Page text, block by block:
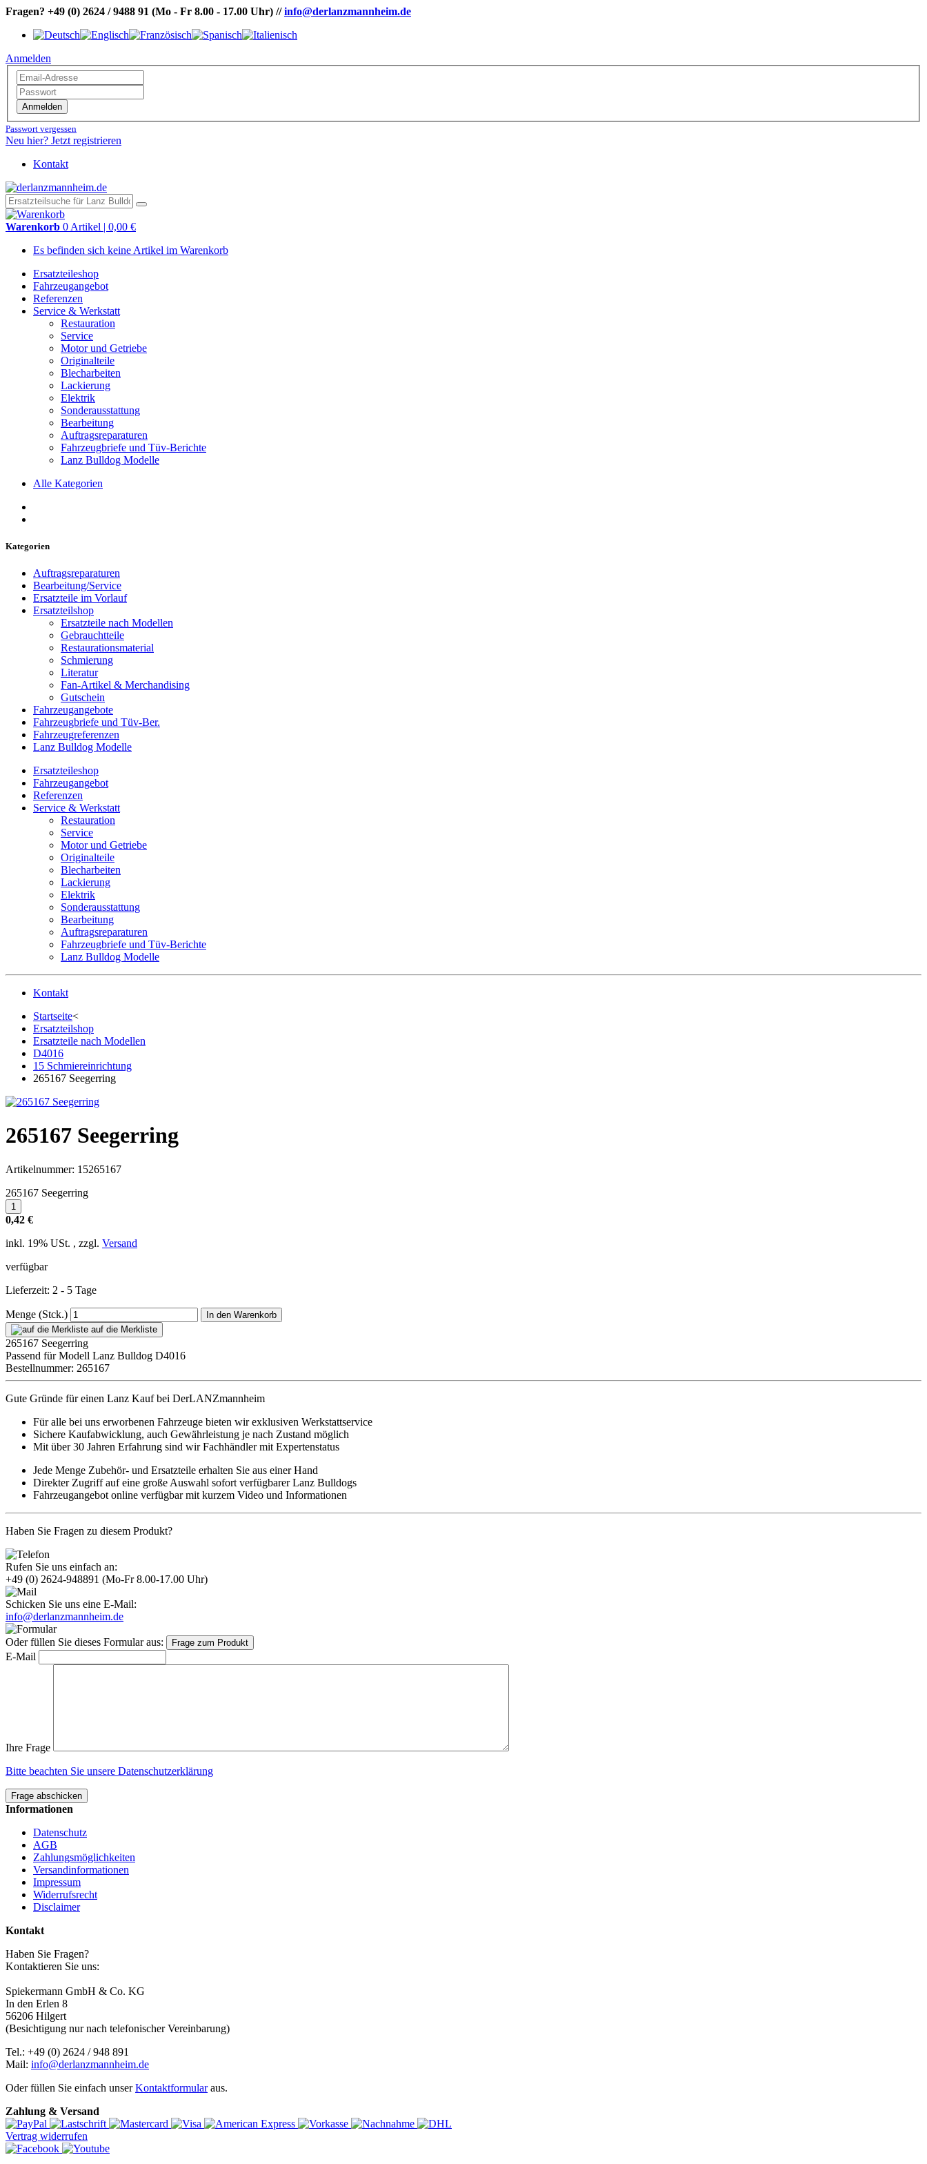
Fragen? +49 (0) 2624 / 9488 91 (Mo - Fr 8.00 - 17.00 Uhr) //info@derlanzmannheim.de
Anmelden
Anmelden
Passwort vergessen
Neu hier? Jetzt registrieren
Kontakt
Warenkorb 0 Artikel | 0,00 €
Es befinden sich keine Artikel im Warenkorb
Ersatzteileshop
Fahrzeugangebot
Referenzen
Service & Werkstatt
Restauration
Service
Motor und Getriebe
Originalteile
Blecharbeiten
Lackierung
Elektrik
Sonderausstattung
Bearbeitung
Auftragsreparaturen
Fahrzeugbriefe und Tüv-Berichte
Lanz Bulldog Modelle
Alle Kategorien
Kategorien
Auftragsreparaturen
Bearbeitung/Service
Ersatzteile im Vorlauf
Ersatzteilshop
Ersatzteile nach Modellen
Gebrauchtteile
Restaurationsmaterial
Schmierung
Literatur
Fan-Artikel & Merchandising
Gutschein
Fahrzeugangebote
Fahrzeugbriefe und Tüv-Ber.
Fahrzeugreferenzen
Lanz Bulldog Modelle
Ersatzteileshop
Fahrzeugangebot
Referenzen
Service & Werkstatt
Restauration
Service
Motor und Getriebe
Originalteile
Blecharbeiten
Lackierung
Elektrik
Sonderausstattung
Bearbeitung
Auftragsreparaturen
Fahrzeugbriefe und Tüv-Berichte
Lanz Bulldog Modelle
Kontakt
Startseite<
Ersatzteilshop
Ersatzteile nach Modellen
D4016
15 Schmiereinrichtung
265167 Seegerring
265167 Seegerring
Artikelnummer: 15265167
265167 Seegerring
0,42 €
inkl. 19% USt. , zzgl. Versand
verfügbar
Lieferzeit: 2 - 5 Tage
Menge (Stck.)
In den Warenkorb
auf die Merkliste
265167 Seegerring
Passend für Modell Lanz Bulldog D4016
Bestellnummer: 265167
Gute Gründe für einen Lanz Kauf bei DerLANZmannheim
Für alle bei uns erworbenen Fahrzeuge bieten wir exklusiven Werkstattservice
Sichere Kaufabwicklung, auch Gewährleistung je nach Zustand möglich
Mit über 30 Jahren Erfahrung sind wir Fachhändler mit Expertenstatus
Jede Menge Zubehör- und Ersatzteile erhalten Sie aus einer Hand
Direkter Zugriff auf eine große Auswahl sofort verfügbarer Lanz Bulldogs
Fahrzeugangebot online verfügbar mit kurzem Video und Informationen
Haben Sie Fragen zu diesem Produkt?
Rufen Sie uns einfach an:
+49 (0) 2624-948891 (Mo-Fr 8.00-17.00 Uhr)
Schicken Sie uns eine E-Mail:
info@derlanzmannheim.de
Oder füllen Sie dieses Formular aus: Frage zum Produkt
E-Mail
Ihre Frage
Bitte beachten Sie unsere Datenschutzerklärung
Frage abschicken
Informationen
Datenschutz
AGB
Zahlungsmöglichkeiten
Versandinformationen
Impressum
Widerrufsrecht
Disclaimer
Kontakt
Haben Sie Fragen?
Kontaktieren Sie uns:
Spiekermann GmbH & Co. KG
In den Erlen 8
56206 Hilgert
(Besichtigung nur nach telefonischer Vereinbarung)
Tel.: +49 (0) 2624 / 948 891
Mail: info@derlanzmannheim.de
Oder füllen Sie einfach unserKontaktformularaus.
Zahlung & Versand
Vertrag widerrufen